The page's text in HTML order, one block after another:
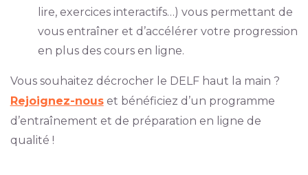
lire, exercices interactifs…) vous permettant de
vous entraîner et d’accélérer votre progression
en plus des cours en ligne.
Vous souhaitez décrocher le DELF haut la main ?
Rejoignez-nouset bénéficiez d’un programme
d’entraînement et de préparation en ligne de
qualité !